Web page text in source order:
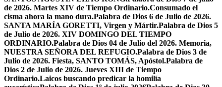
de 2026. Martes XIV de Tiempo Ordinario.Consumado el
cisma ahora la mano dura.Palabra de Dios 6 de Julio de 2026.
SANTA MARÍA GORETTI, Virgen y Mártir.Palabra de Dios 5
de Julio de 2026. XIV DOMINGO DEL TIEMPO
ORDINARIO.Palabra de Dios 04 de Julio del 2026. Memoria,
NUESTRA SEÑORA DEL REFUGIO.Palabra de Dios 3 de
Julio de 2026. Fiesta, SANTO TOMÁS, Apóstol.Palabra de
Dios 2 de Julio de 2026. Jueves XIII de Tiempo
Ordinario.Laicos buscando predicar la homilía